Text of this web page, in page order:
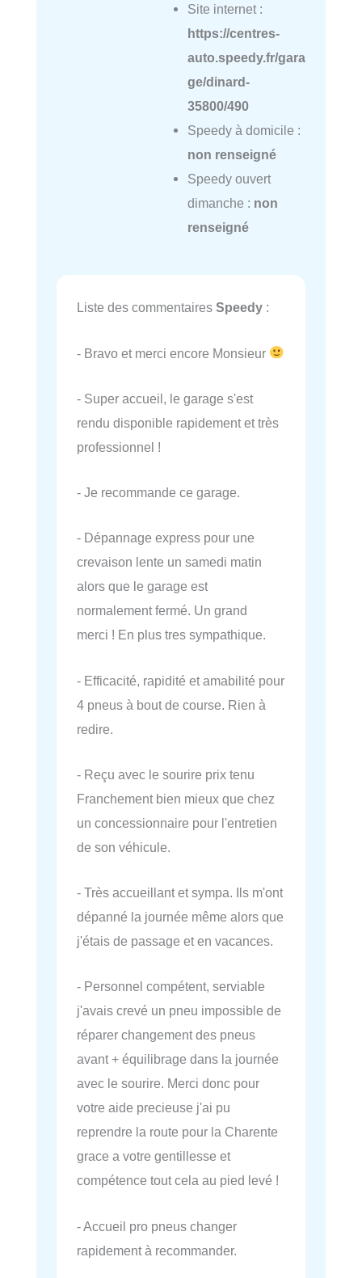
Site internet :
https://centres-
auto.speedy.fr/gara
ge/dinard-
35800/490
Speedy à domicile :
non renseigné
Speedy ouvert
dimanche : non
renseigné
Liste des commentaires Speedy :
- Bravo et merci encore Monsieur
- Super accueil, le garage s'est
rendu disponible rapidement et très
professionnel !
- Je recommande ce garage.
- Dépannage express pour une
crevaison lente un samedi matin
alors que le garage est
normalement fermé. Un grand
merci ! En plus tres sympathique.
- Efficacité, rapidité et amabilité pour
4 pneus à bout de course. Rien à
redire.
- Reçu avec le sourire prix tenu
Franchement bien mieux que chez
un concessionnaire pour l'entretien
de son véhicule.
- Très accueillant et sympa. Ils m'ont
dépanné la journée même alors que
j'étais de passage et en vacances.
- Personnel compétent, serviable
j'avais crevé un pneu impossible de
réparer changement des pneus
avant + équilibrage dans la journée
avec le sourire. Merci donc pour
votre aide precieuse j'ai pu
reprendre la route pour la Charente
grace a votre gentillesse et
compétence tout cela au pied levé !
- Accueil pro pneus changer
rapidement à recommander.